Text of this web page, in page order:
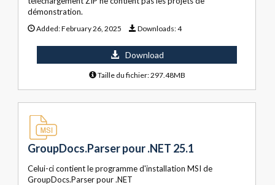
démonstration.
Added:February 26, 2025 Downloads:4
Download
Taille du fichier: 297.48MB
GroupDocs.Parser pour .NET 25.1
Celui-ci contient le programme d'installation MSI de
GroupDocs.Parser pour .NET